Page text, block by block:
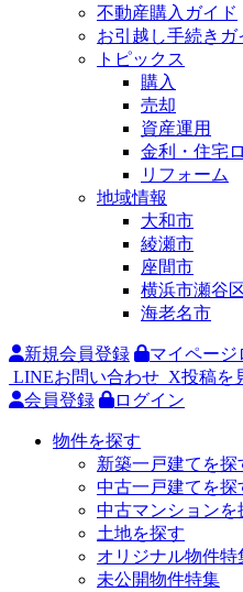
不動産購入ガイド
お引越し手続きガ
トピックス
購入
売却
資産運用
金利・住宅
リフォーム
地域情報
大和市
綾瀬市
座間市
横浜市瀬谷
海老名市
新規会員登録
マイページ
LINEお問い合わせ X投稿を
会員登録
ログイン
物件を探す
新築一戸建てを探
中古一戸建てを探
中古マンションを
土地を探す
オリジナル物件特
未公開物件特集